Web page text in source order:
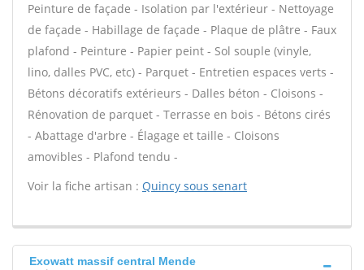
Peinture de façade - Isolation par l'extérieur - Nettoyage
de façade - Habillage de façade - Plaque de plâtre - Faux
plafond - Peinture - Papier peint - Sol souple (vinyle,
lino, dalles PVC, etc) - Parquet - Entretien espaces verts -
Bétons décoratifs extérieurs - Dalles béton - Cloisons -
Rénovation de parquet - Terrasse en bois - Bétons cirés
- Abattage d'arbre - Élagage et taille - Cloisons
amovibles - Plafond tendu -
Voir la fiche artisan : Quincy sous senart
Exowatt massif central Mende